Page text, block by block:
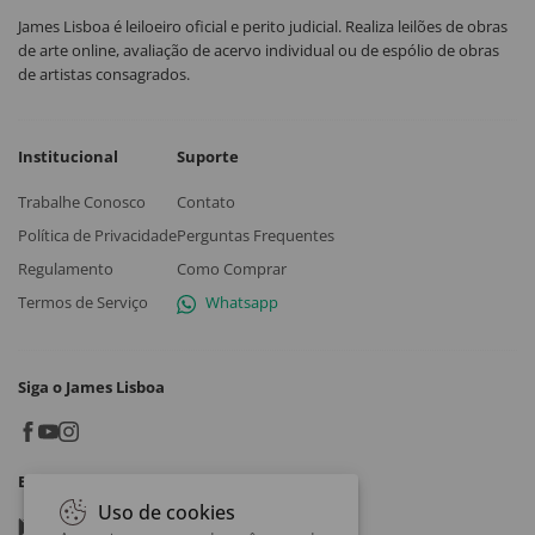
James Lisboa é leiloeiro oficial e perito judicial. Realiza leilões de obras
de arte online, avaliação de acervo individual ou de espólio de obras
de artistas consagrados.
Institucional
Trabalhe Conosco
Política de Privacidade
Regulamento
Termos de Serviço
Suporte
Contato
Perguntas Frequentes
Como Comprar
Whatsapp
Siga o James Lisboa
Baixe o App
Google play
Uso de cookies